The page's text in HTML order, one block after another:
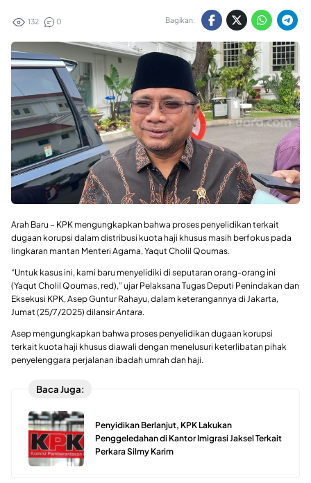
132 0 Bagikan:
Arah Baru – KPK mengungkapkan bahwa proses penyelidikan terkait
dugaan korupsi dalam distribusi kuota haji khusus masih berfokus pada
lingkaran mantan Menteri Agama, Yaqut Cholil Qoumas.
“Untuk kasus ini, kami baru menyelidiki di seputaran orang-orang ini
(Yaqut Cholil Qoumas, red),” ujar Pelaksana Tugas Deputi Penindakan dan
Eksekusi KPK, Asep Guntur Rahayu, dalam keterangannya di Jakarta,
Jumat (25/7/2025) dilansirAntara.
Asep mengungkapkan bahwa proses penyelidikan dugaan korupsi
terkait kuota haji khusus diawali dengan menelusuri keterlibatan pihak
penyelenggara perjalanan ibadah umrah dan haji.
Baca Juga:
Penyidikan Berlanjut, KPK Lakukan
Penggeledahan di Kantor Imigrasi Jaksel Terkait
Perkara Silmy Karim